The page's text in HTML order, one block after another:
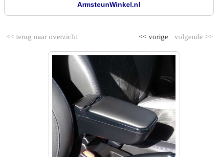
ArmsteunWinkel.nl
<< terug naar overzicht volgende >>
<< vorige